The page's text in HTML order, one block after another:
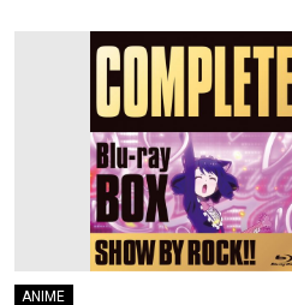
ANIME